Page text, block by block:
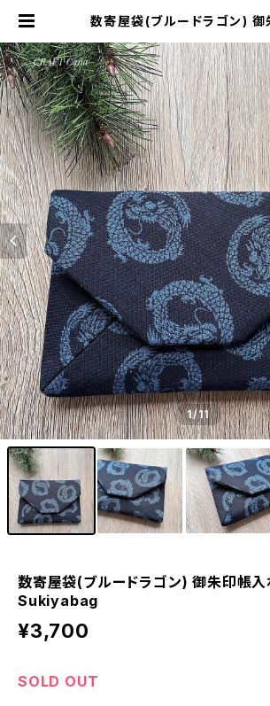
数寄屋袋(ブルードラゴン) 御
AFTカーニャ
1/11
数寄屋袋(ブルードラゴン) 御朱印帳
Sukiyabag
¥3,700
SOLD OUT